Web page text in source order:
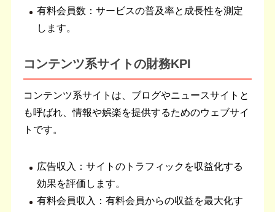
有料会員数：サービスの普及率と成長性を測定
します。
コンテンツ系サイトの財務KPI
コンテンツ系サイトは、ブログやニュースサイトと
も呼ばれ、情報や娯楽を提供するためのウェブサイ
トです。
広告収入：サイトのトラフィックを収益化する
効果を評価します。
有料会員収入：有料会員からの収益を最大化す